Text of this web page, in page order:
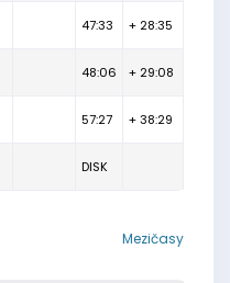
47:33 + 28:35
48:06 + 29:08
57:27 + 38:29
DISK
Mezičasy